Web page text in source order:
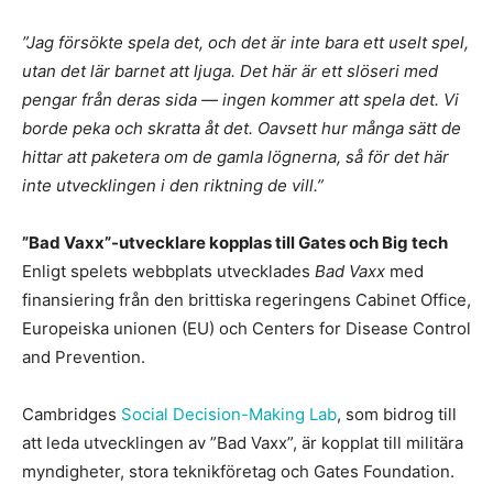
”Jag försökte spela det, och det är inte bara ett uselt spel,
utan det lär barnet att ljuga. Det här är ett slöseri med
pengar från deras sida — ingen kommer att spela det. Vi
borde peka och skratta åt det. Oavsett hur många sätt de
hittar att paketera om de gamla lögnerna, så för det här
inte utvecklingen i den riktning de vill.”
”Bad Vaxx”-utvecklare kopplas till Gates och Big tech
Enligt spelets webbplats utvecklades Bad Vaxx med
finansiering från den brittiska regeringens Cabinet Office,
Europeiska unionen (EU) och Centers for Disease Control
and Prevention.
Cambridges Social Decision-Making Lab, som bidrog till
att leda utvecklingen av ”Bad Vaxx”, är kopplat till militära
myndigheter, stora teknikföretag och Gates Foundation.